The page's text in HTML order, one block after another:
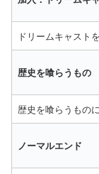
ドリームキャスト
歴史を喰らうもの
歴史を喰らうもの
ノーマルエンド